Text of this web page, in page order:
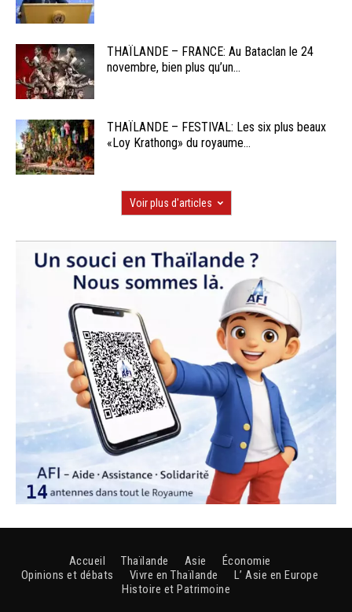
THAÏLANDE – FRANCE: Au Bataclan le 24
novembre, bien plus qu’un...
THAÏLANDE – FESTIVAL: Les six plus beaux
«Loy Krathong» du royaume...
Voir plus d'articles
Accueil Thaïlande Asie
Économie
Opinions et débats
Vivre en Thaïlande
L’ Asie en Europe
Histoire et Patrimoine